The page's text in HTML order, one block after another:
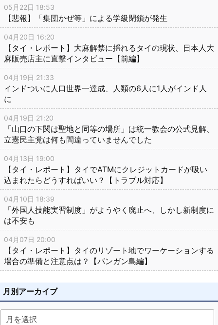
05月22日 18:53
【悲報】「集団かぜ等」による学級閉鎖が発生
04月20日 16:20
【タイ・レポート】大麻解禁に揺れるタイの現状、日本人大
麻販売店主に直撃インタビュー【前編】
04月19日 21:33
インドついに人口世界一達成、人類の6人に1人がインド人
に
04月19日 21:20
「山口の下関は聖地と同等の場所」は統一教会の公式見解、
立憲民主党は何も間違っていませんでした
04月13日 19:00
【タイ・レポート】タイでATMにクレジットカードが吸い
込まれたらどうすればいい？【トラブル対応】
04月10日 18:39
「外国人技能実習制度」がようやく廃止へ、しかし新制度に
は不安も
04月07日 20:00
【タイ・レポート】タイのリゾート地でワーケーションする
場合の準備と注意点は？【パンガン島編】
月別アーカイブ